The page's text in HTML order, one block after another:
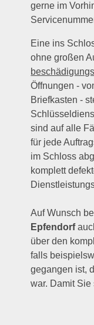
gerne im
Eine ins
ohne großen
Öffnungen -
Briefkasten -
sind auf alle
für jede
im Schloss
komplett
Auf Wunsch
Epfendorf
über den
falls
gegangen ist,
war. Damit Sie